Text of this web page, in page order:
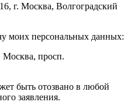
г. Москва, Волгоградский
моих персональных данных:
Москва, просп.
быть отозвано в любой
заявления.